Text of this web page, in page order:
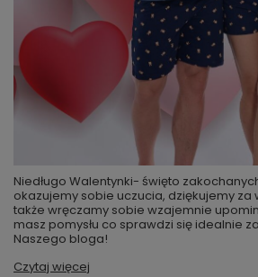
Niedługo Walentynki- święto
okazujemy sobie uczucia, dziękujemy za
także wręczamy sobie wzajemnie
masz pomysłu co sprawdzi się idealnie
Naszego bloga!
Czytaj więcej